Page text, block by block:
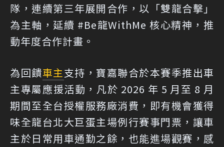
隊，連續第三年展開合作，以「雙龍合擊」
為主軸，延續 #Be龍WithMe 核心精神，推
動年度合作計畫。
為回饋車主支持，寶嘉聯合於本賽季推出車
主專屬應援活動，凡於 2026 年 5 月至 8 月
期間至全台授權服務廠消費，即有機會獲得
味全龍台北大巨蛋主場例行賽事門票，讓車
主於日常用車通勤之餘，也能進場觀賽，感